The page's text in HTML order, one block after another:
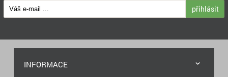
přihlásit
INFORMACE